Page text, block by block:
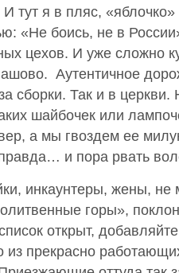
тут я в пляс,
«Не боись, не в
цехов. И уже сложно
Аутентичное
сборки. Так и в
шайбочек или
а мы гвоздем ее
и пора рвать
инкаунтеры, жены, не
горы»,
открыт,
из прекрасно